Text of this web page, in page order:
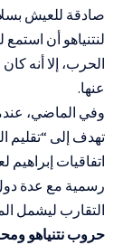
صادقة للعيش
لنتنياهو أن
الحرب، إلا أنه
عنها.
وفي الماضي،
تهدف إلى “تقليم
رسمية مع عدة
التقارب ليشمل
حروب نتنياهو